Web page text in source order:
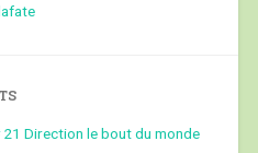
Direction le bout du monde